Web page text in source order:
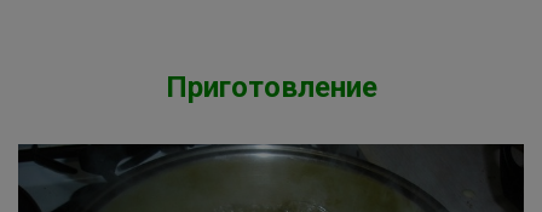
Приготовление